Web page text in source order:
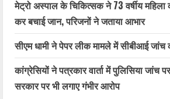
मेट्रो अस्पाल के चिकित्सक ने 73 वर्षीय महिला
कर बचाई जान, परिजनों ने जताया आभार
सीएम धामी ने पेपर लीक मामले में सीबीआई जांच
कांग्रेसियों ने पत्रकार वार्ता में पुलिसिया जांच
सरकार पर भी लगाए गंभीर आरोप